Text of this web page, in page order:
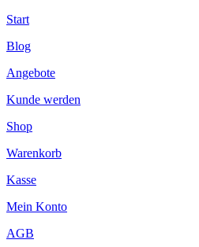
Start
Blog
Angebote
Kunde werden
Shop
Warenkorb
Kasse
Mein Konto
AGB